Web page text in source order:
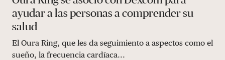
ayudar a las personas a comprender su
salud
El Oura Ring, que les da seguimiento a aspectos como el
sueño, la frecuencia cardíaca...